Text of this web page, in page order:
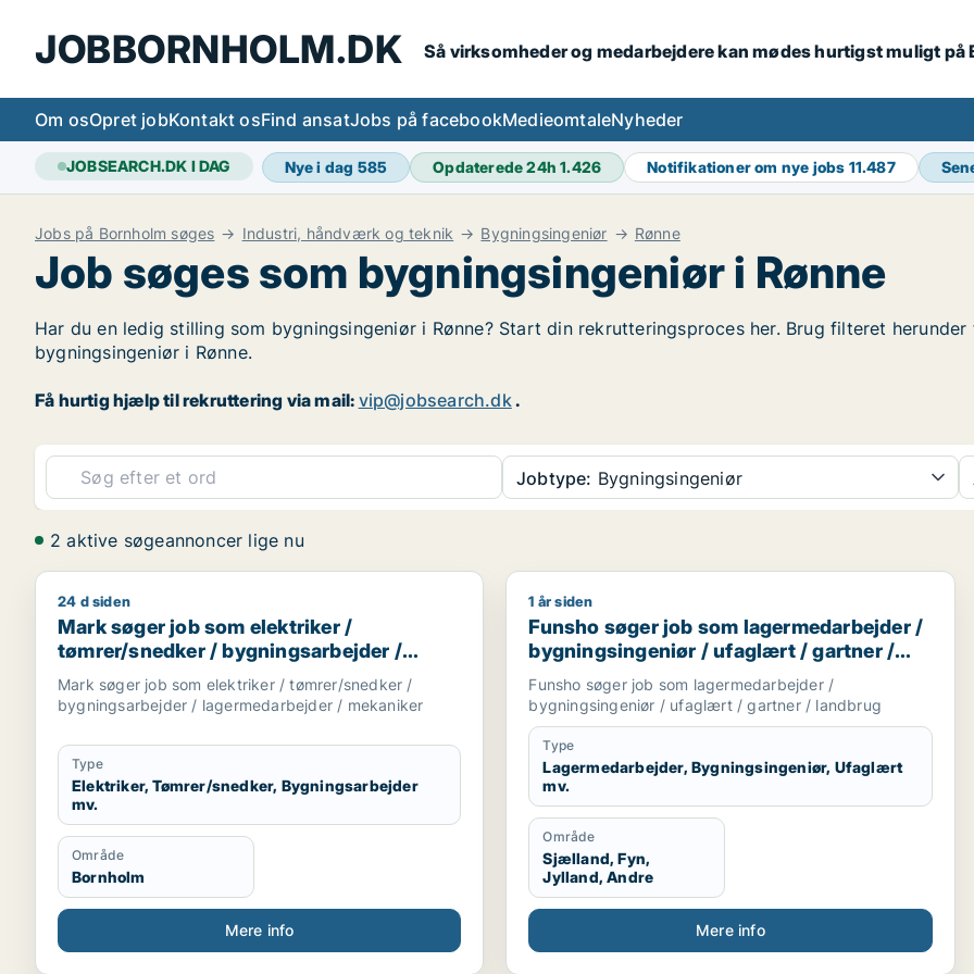
JOBBORNHOLM.DK Så virksomheder og medarbejdere kan mødes hurtigst muligt på
Om osOpret jobKontakt osFind ansatJobs på facebookMedieomtaleNyheder
JOBSEARCH.DK I DAG Nye i dag 585 Opdaterede 24h1.426 Notifikationer om nye jobs 11.487
Jobs på Bornholm søges Industri, håndværk og teknik Bygningsingeniør Rønne
Job søges som bygningsingeniør i Rønne
Har du en ledig stilling som bygningsingeniør i Rønne? Start din rekrutteringsproces her. Brug filteret
bygningsingeniør i Rønne.
Få hurtig hjælp til rekruttering via mail: vip@jobsearch.dk.
Jobtype: Bygningsingeniør
2 aktive søgeannoncer lige nu
Mark søger job som elektriker / tømrer/snedker / bygningsarbejder / lagermedarbejder / mekaniker
24 d siden
Mark søger job som elektriker /
tømrer/snedker / bygningsarbejder /
lagermedarbejder / mekaniker
Mark søger job som elektriker / tømrer/snedker /
bygningsarbejder / lagermedarbejder / mekaniker
Type
Elektriker, Tømrer/snedker, Bygningsarbejder
mv.
Område
Bornholm
Mere info
Funsho søger job som lagermedarbejder /
1 år siden
Funsho søger job som lagermedarbejder /
bygningsingeniør / ufaglært / gartner /
landbrug
Funsho søger job som lagermedarbejder /
bygningsingeniør / ufaglært / gartner / landbrug
Type
Lagermedarbejder, Bygningsingeniør, Ufaglært
mv.
Område
Sjælland, Fyn,
Jylland, Andre
Mere info